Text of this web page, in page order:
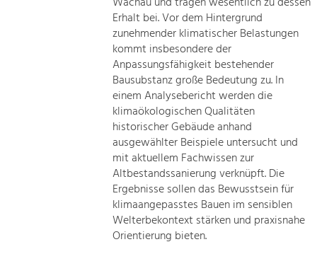
Erhalt bei. Vor dem Hintergrund
zunehmender klimatischer Belastungen
kommt insbesondere der
Anpassungsfähigkeit bestehender
Bausubstanz große Bedeutung zu. In
einem Analysebericht werden die
klimaökologischen Qualitäten
historischer Gebäude anhand
ausgewählter Beispiele untersucht und
mit aktuellem Fachwissen zur
Altbestandssanierung verknüpft. Die
Ergebnisse sollen das Bewusstsein für
klimaangepasstes Bauen im sensiblen
Welterbekontext stärken und praxisnahe
Orientierung bieten.